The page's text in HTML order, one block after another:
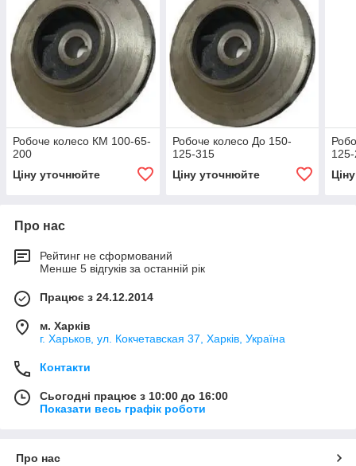
Робоче колесо КМ 100-65-
200
Ціну уточнюйте
Робоче колесо До 150-
125-315
Ціну уточнюйте
Про нас
Рейтинг не сформований
Менше 5 відгуків за останній рік
Працює з 24.12.2014
м. Харків
г. Харьков, ул. Кокчетавская 37, Харків, Україна
Контакти
Сьогодні працює з 10:00 до 16:00
Показати весь графік роботи
Про нас